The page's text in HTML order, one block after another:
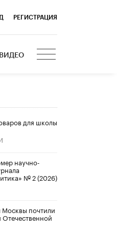
РЕГИСТРАЦИЯ
ВИДЕО
для школы
научно-
№ 2 (2026)
почтили
Отечественной